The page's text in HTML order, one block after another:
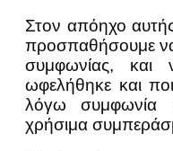
Στον απόηχο
προσπαθήσουμε να
συμφωνίας, και
ωφελήθηκε και
λόγω συμφωνία
χρήσιμα